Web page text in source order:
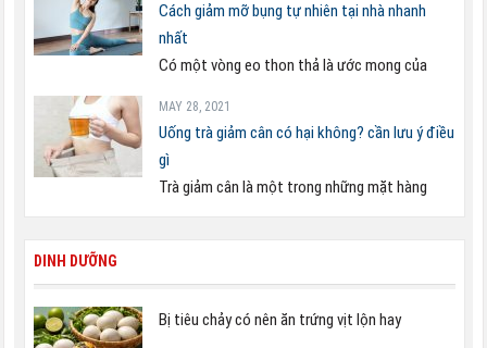
Cách giảm mỡ bụng tự nhiên tại nhà nhanh
nhất
Có một vòng eo thon thả là ước mong của
MAY 28, 2021
Uống trà giảm cân có hại không? cần lưu ý điều
gì
Trà giảm cân là một trong những mặt hàng
DINH DƯỠNG
Bị tiêu chảy có nên ăn trứng vịt lộn hay